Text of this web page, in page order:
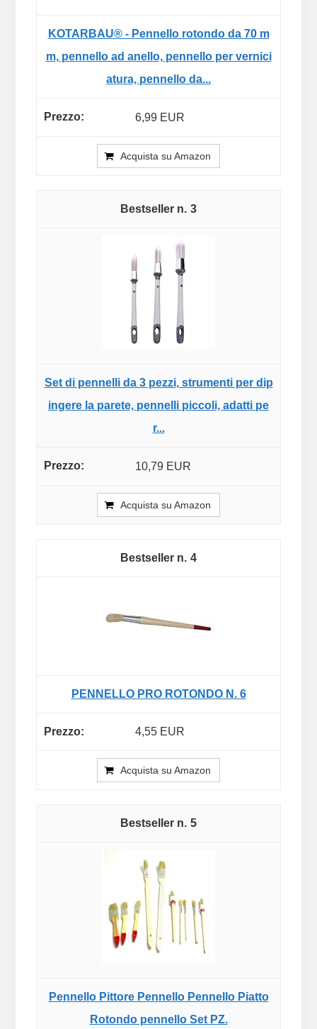
KOTARBAU® - Pennello rotondo da 70 m
m, pennello ad anello, pennello per vernici
atura, pennello da...
6,99 EUR
Acquista su Amazon
3
Set di pennelli da 3 pezzi, strumenti per dip
ingere la parete, pennelli piccoli, adatti pe
r...
10,79 EUR
Acquista su Amazon
4
PENNELLO PRO ROTONDO N. 6
4,55 EUR
Acquista su Amazon
5
Pennello Pittore Pennello Pennello Piatto
Rotondo pennello Set PZ.